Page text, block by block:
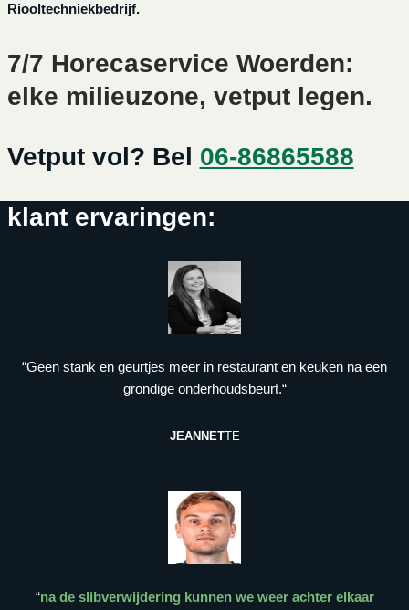
Riooltechniekbedrijf.
7/7 Horecaservice Woerden:
elke milieuzone, vetput legen.
Vetput vol? Bel 06-86865588
klant ervaringen:
“Geen stank en geurtjes meer in restaurant en keuken na een
grondige onderhoudsbeurt.“
JEANNETTE
“na de slibverwijdering kunnen we weer achter elkaar